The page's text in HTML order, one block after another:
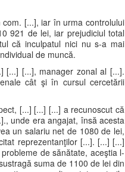
[...], iar în urma controlului
921 de lei, iar prejudiciul total
că inculpatul nici nu s-a mai
de muncă.
[...] [...], manager zonal al [...].
cât şi în cursul cercetării
[...] [...] [...] a recunoscut că
unde era angajat, însă acesta
un salariu net de 1080 de lei,
reprezentanţilor [...]. [...] [...]
de sănătate, aceştia l-
suma de 1100 de lei din